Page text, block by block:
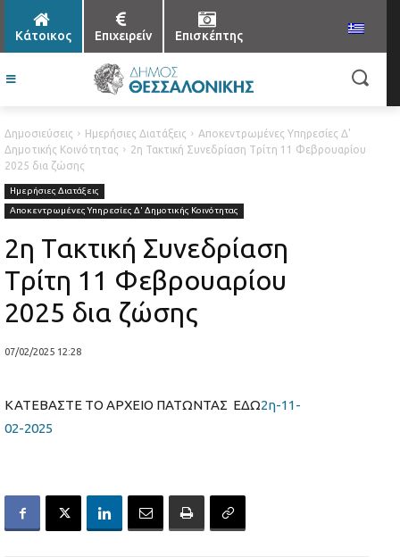
Κάτοικος Επιχειρείν Επισκέπτης
Δημοσιεύσεις Ημερήσιες Διατάξεις
Αποκεντρωμένες Υπηρεσίες Δ'
Δημοτικής Κοινότητας
2η Τακτική Συνεδρίαση Tρίτη 11 Φεβρουαρίου
2025 δια ζώσης
Ημερήσιες Διατάξεις
Αποκεντρωμένες Υπηρεσίες Δ' Δημοτικής Κοινότητας
2η Τακτική Συνεδρίαση
Tρίτη 11 Φεβρουαρίου
2025 δια ζώσης
07/02/2025 12:28
ΚΑΤΕΒΑΣΤΕ ΤΟ ΑΡΧΕΙΟ ΠΑΤΩΝΤΑΣ ΕΔΩ2η-11-
02-2025